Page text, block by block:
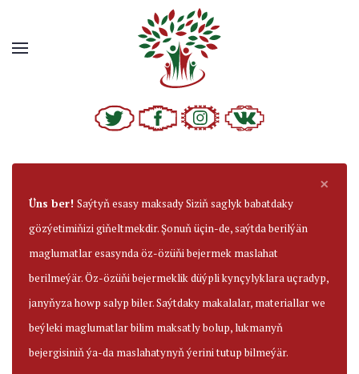
×
Üns ber! Saýtyň esasy maksady Siziň saglyk babatdaky
gözýetimiňizi giňeltmekdir. Şonuň üçin-de, saýtda berilýän
maglumatlar esasynda öz-özüňi bejermek maslahat
berilmeýär. Öz-özüňi bejermeklik düýpli kynçylyklara uçradyp,
janyňyza howp salyp biler. Saýtdaky makalalar, materiallar we
beýleki maglumatlar bilim maksatly bolup, lukmanyň
bejergisiniň ýa-da maslahatynyň ýerini tutup bilmeýär.